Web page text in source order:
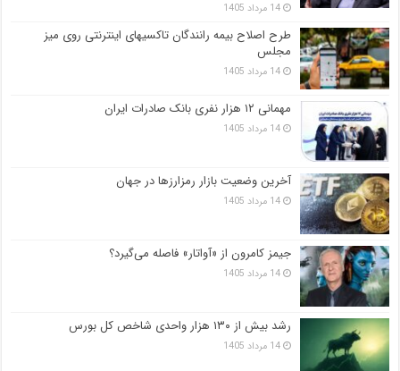
14 مرداد 1405
طرح اصلاح بیمه رانندگان تاکسیهای اینترنتی روی میز
مجلس
14 مرداد 1405
مهمانی ۱۲ هزار نفری بانک صادرات ایران
14 مرداد 1405
آخرین وضعیت بازار رمزارزها در جهان
14 مرداد 1405
جیمز کامرون از «آواتار» فاصله می‌گیرد؟
14 مرداد 1405
رشد بیش از ۱۳۰ هزار واحدی شاخص کل بورس
14 مرداد 1405